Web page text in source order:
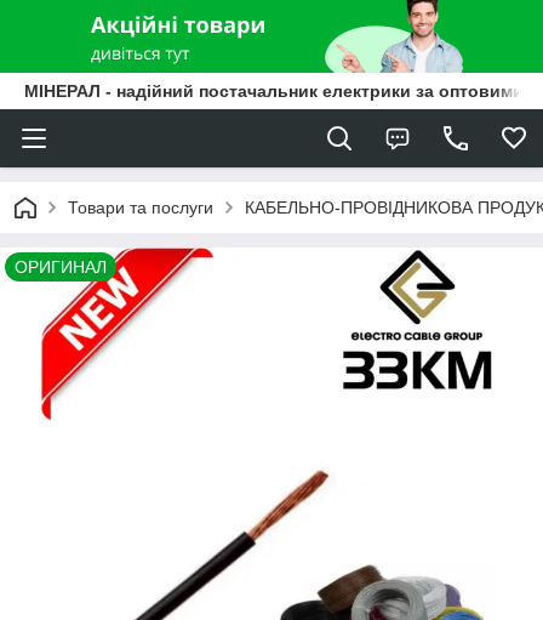
МІНЕРАЛ - надійний постачальник електрики за оптовими
Товари та послуги КАБЕЛЬНО-ПРОВІДНИКОВА
ОРИГИНАЛ